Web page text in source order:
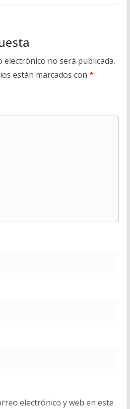
electrónico no será publicada.
están marcados con *
electrónico y web en este